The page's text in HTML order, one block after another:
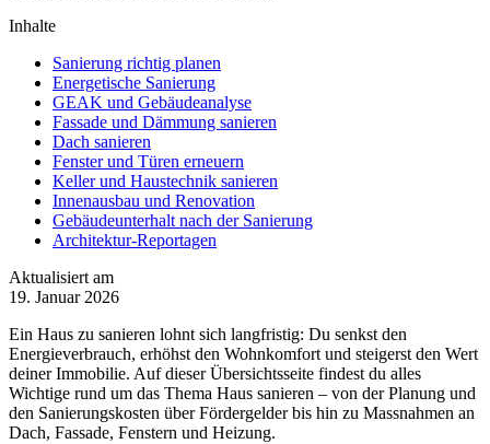
Inhalte
Sanierung richtig planen
Energetische Sanierung
GEAK und Gebäudeanalyse
Fassade und Dämmung sanieren
Dach sanieren
Fenster und Türen erneuern
Keller und Haustechnik sanieren
Innenausbau und Renovation
Gebäudeunterhalt nach der Sanierung
Architektur-Reportagen
Aktualisiert am
19. Januar 2026
Ein Haus zu sanieren lohnt sich langfristig: Du senkst den
Energieverbrauch, erhöhst den Wohnkomfort und steigerst den Wert
deiner Immobilie. Auf dieser Übersichtsseite findest du alles
Wichtige rund um das Thema Haus sanieren – von der Planung und
den Sanierungskosten über Fördergelder bis hin zu Massnahmen an
Dach, Fassade, Fenstern und Heizung.